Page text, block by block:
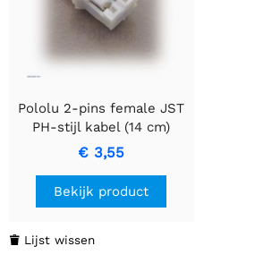
Pololu 2-pins female JST
PH-stijl kabel (14 cm)
€ 3,55
Bekijk product
 Lijst wissen